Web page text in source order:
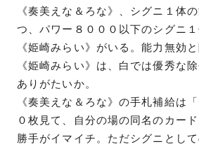
《奏美えな＆ろな》、シグニ１体
つ、パワー８０００以下のシグニ
《姫崎みらい》がいる。能力無効
《姫崎みらい》は、白では優秀な
ありがたいか。
《奏美えな＆ろな》の手札補給は
０枚見て、自分の場の同名のカー
勝手がイマイチ。ただシグニとして